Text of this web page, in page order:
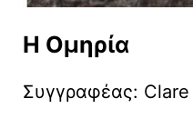
H Ομηρία
Συγγραφέας: